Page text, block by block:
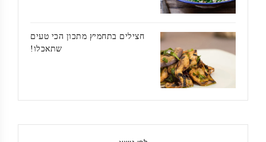
חצילים בתחמיץ מתכון הכי טעים
שתאכלו!